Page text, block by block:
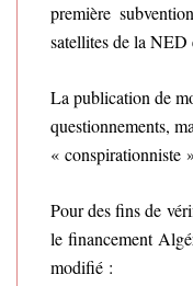
première
satellites de la NED
La publication de
questionnements,
« conspirationniste
Pour des fins de
le financement
modifié :